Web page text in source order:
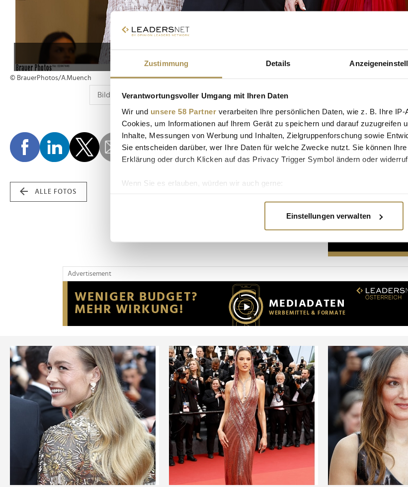
Zustimmung Details
Verantwortungsvoller Umgang mit Ihren Daten
Wir und unsere 58 Partner verarbeiten Ihre persönlichen Daten, wie z. B. Ihre
Cookies, um Informationen auf Ihrem Gerät zu speichern und darauf zuzugreifen
Inhalte, Messungen von Werbung und Inhalten, Zielgruppenforschung sowie
Sie entscheiden darüber, wer Ihre Daten für welche Zwecke nutzt. Sie können
Erklärung oder durch Klicken auf das Privacy Trigger Symbol ändern oder
Wenn Sie es erlauben, würden wir auch gerne:
Erfahren Sie mehr darüber, wie Ihre persönlichen Daten verarbeitet werden, und
Wir verwenden Cookies, um Inhalte und Anzeigen zu personalisieren, Funktionen
Website an unsere Partner für soziale Medien, Werbung und Analysen weiter.
möglicherweise mit weiteren Daten zusammen, die Sie ihnen bereitgestellt haben
der Dienste gesammelt haben.
Einstellungen verwalten
© BrauerPhotos/A.Muench
ALLE FOTOS
Advertisement
Advertisement